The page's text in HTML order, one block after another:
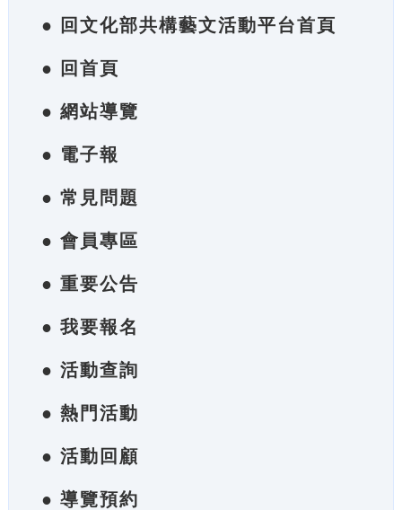
● 回文化部共構藝文活動平台首頁
● 回首頁
● 網站導覽
● 電子報
● 常見問題
● 會員專區
● 重要公告
● 我要報名
● 活動查詢
● 熱門活動
● 活動回顧
● 導覽預約